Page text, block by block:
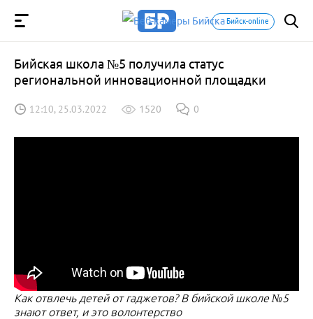
Бийск-online
Бийская школа №5 получила статус
региональной инновационной площадки
12:10, 25.03.2022 1520 0
Как отвлечь детей от гаджетов? В бийской школе №5
знают ответ, и это волонтерство